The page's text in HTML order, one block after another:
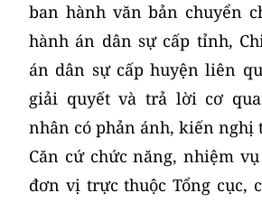
ban hành văn bản chuyển
hành án dân sự cấp tỉnh,
án dân sự cấp huyện liên
giải quyết và trả lời cơ
nhân có phản ánh, kiến nghị
Căn cứ chức năng, nhiệm
đơn vị trực thuộc Tổng cục,